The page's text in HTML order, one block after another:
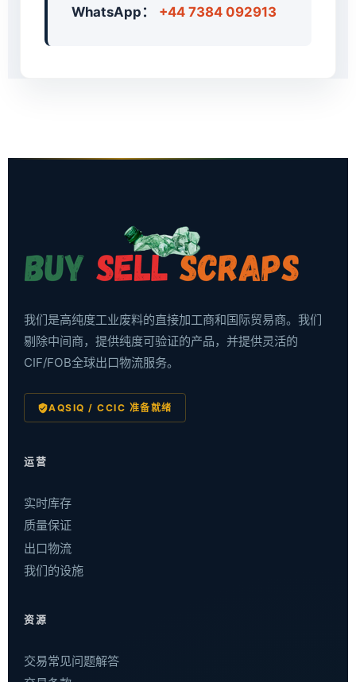
WhatsApp：
+44 7384 092913
我们是高纯度工业废料的直接加工商和国际贸易商。我们
剔除中间商，提供纯度可验证的产品，并提供灵活的
CIF/FOB全球出口物流服务。
AQSIQ / CCIC 准备就绪
运营
实时库存
质量保证
出口物流
我们的设施
资源
交易常见问题解答